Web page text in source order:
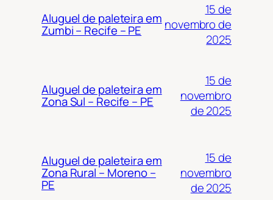
Aluguel de paleteira em
Zumbi – Recife – PE
15 de
novembro de
2025
Aluguel de paleteira em
Zona Sul – Recife – PE
15 de
novembro
de 2025
Aluguel de paleteira em
Zona Rural – Moreno –
PE
15 de
novembro
de 2025